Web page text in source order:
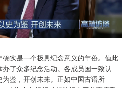
实是一个极具纪念意义的年份。值此
了众多纪念活动。各成员国一致认
鉴，开创未来。正如中国古语所